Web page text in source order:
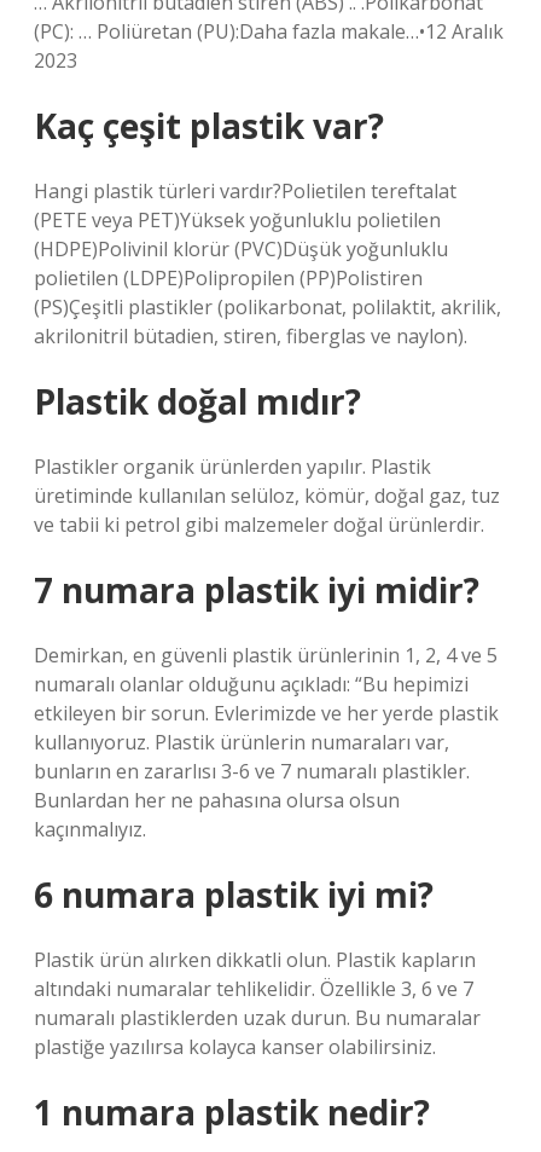
(PC): … Poliüretan (PU):Daha fazla makale…•12 Aralık
2023
Kaç çeşit plastik var?
Hangi plastik türleri vardır?Polietilen tereftalat
(PETE veya PET)Yüksek yoğunluklu polietilen
(HDPE)Polivinil klorür (PVC)Düşük yoğunluklu
polietilen (LDPE)Polipropilen (PP)Polistiren
(PS)Çeşitli plastikler (polikarbonat, polilaktit, akrilik,
akrilonitril bütadien, stiren, fiberglas ve naylon).
Plastik doğal mıdır?
Plastikler organik ürünlerden yapılır. Plastik
üretiminde kullanılan selüloz, kömür, doğal gaz, tuz
ve tabii ki petrol gibi malzemeler doğal ürünlerdir.
7 numara plastik iyi midir?
Demirkan, en güvenli plastik ürünlerinin 1, 2, 4 ve 5
numaralı olanlar olduğunu açıkladı: “Bu hepimizi
etkileyen bir sorun. Evlerimizde ve her yerde plastik
kullanıyoruz. Plastik ürünlerin numaraları var,
bunların en zararlısı 3-6 ve 7 numaralı plastikler.
Bunlardan her ne pahasına olursa olsun
kaçınmalıyız.
6 numara plastik iyi mi?
Plastik ürün alırken dikkatli olun. Plastik kapların
altındaki numaralar tehlikelidir. Özellikle 3, 6 ve 7
numaralı plastiklerden uzak durun. Bu numaralar
plastiğe yazılırsa kolayca kanser olabilirsiniz.
1 numara plastik nedir?